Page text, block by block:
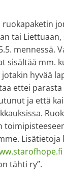
tai Liettuaan,
mennessä.
sisältää mm.
hyvää
ettei parasta
ja että
Lisätietoja
tähti ry”.